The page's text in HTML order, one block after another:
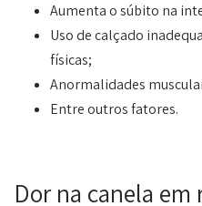
Aumenta o súbito na
Uso de calçado
físicas;
Anormalidades
Entre outros fatores.
Dor na canela em